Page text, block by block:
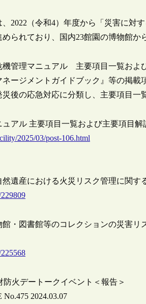
2022（令和4）年度から「災害に対
られており、国内23館園の博物館か
機管理マニュアル 主要項目一覧およ
ージメントガイドブック』等の掲
後の応急対応に分類し、主要項目一
ュアル 主要項⽬⼀覧および主要項⽬
2025/03/post-106.html
遺産における火災リスク管理に関す
・図書館等のコレクションの災害リ
防火デートークイベント＜報告＞
2024.03.07